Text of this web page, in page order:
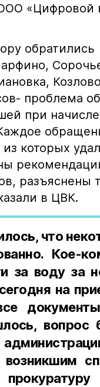
«Цифровой
проблема
при
которых
разъяснены
в ЦВК.
что
Кое-
за воду за
на